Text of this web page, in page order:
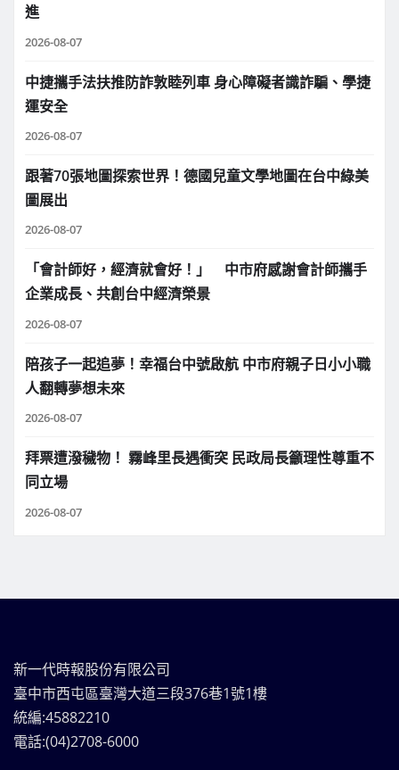
進
2026-08-07
中捷攜手法扶推防詐敦睦列車 身心障礙者識詐騙、學捷
運安全
2026-08-07
跟著70張地圖探索世界！德國兒童文學地圖在台中綠美
圖展出
2026-08-07
「會計師好，經濟就會好！」 中市府感謝會計師攜手
企業成長、共創台中經濟榮景
2026-08-07
陪孩子一起追夢！幸福台中號啟航 中市府親子日小小職
人翻轉夢想未來
2026-08-07
拜票遭潑穢物！ 霧峰里長遇衝突 民政局長籲理性尊重不
同立場
2026-08-07
新一代時報股份有限公司
臺中市西屯區臺灣大道三段376巷1號1樓
統編:45882210
電話:(04)2708-6000